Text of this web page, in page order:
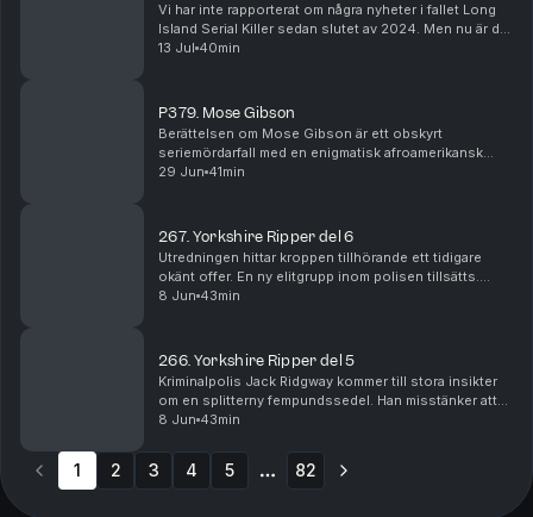
Vi har inte rapporterat om några nyheter i fallet Long
Island Serial Killer sedan slutet av 2024. Men nu är det
hög tid att återuppta det arbetet. I detta avsnitt
13 Jul 40min
P379. Mose Gibson
Berättelsen om Mose Gibson är ett obskyrt
seriemördarfall med en enigmatisk afroamerikansk
huvudperson, vars skuldfråga idag är omtvistad. Detta
29 Jun 41min
267. Yorkshire Ripper del 6
Utredningen hittar kroppen tillhörande ett tidigare
okänt offer. En ny elitgrupp inom polisen tillsätts.
Därefter faller ytterligare en ung kvinna offer för
8 Jun 43min
266. Yorkshire Ripper del 5
Kriminalpolis Jack Ridgway kommer till stora insikter
om en splitterny fempundssedel. Han misstänker att
den möjligtvis kan leda den nu grevskapsomfattande
8 Jun 43min
1 2 3 4 5 82